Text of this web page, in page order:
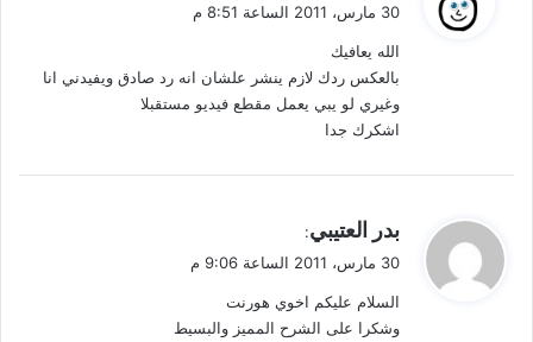
ل
30 مارس، 2011 الساعة 8:51 م
الله يعافيك
بالعكس ردك لازم ينشر علشان انه رد صادق ويفيدني انا
وغيري لو يبي يعمل مقطع فيديو مستقبلا
اشكرك جدا
ل
بدر العتيبي:
30 مارس، 2011 الساعة 9:06 م
السلام عليكم اخوي هورنت
وشكرا على الشرح المميز والبسيط